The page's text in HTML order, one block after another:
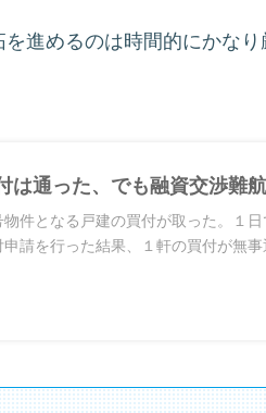
進めるのは時間的にかな
は通った、でも融資交渉難
物件となる戸建の買付が取った。１
申請を行った結果、１軒の買付が無事